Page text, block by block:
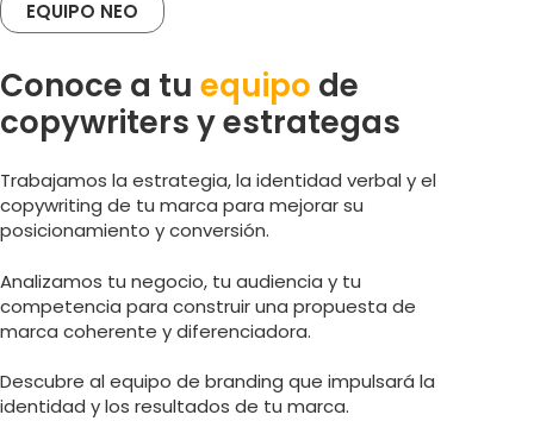
EQUIPO NEO
Conoce a tu equipo de
copywriters y estrategas
Trabajamos la estrategia, la identidad verbal y el
copywriting de tu marca para mejorar su
posicionamiento y conversión.
Analizamos tu negocio, tu audiencia y tu
competencia para construir una propuesta de
marca coherente y diferenciadora.
Descubre al equipo de branding que impulsará la
identidad y los resultados de tu marca.